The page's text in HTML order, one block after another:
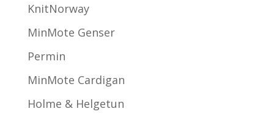
KnitNorway
MinMote Genser
Permin
MinMote Cardigan
Holme & Helgetun